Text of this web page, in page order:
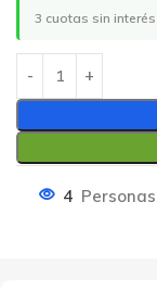
3 cuotas sin
4